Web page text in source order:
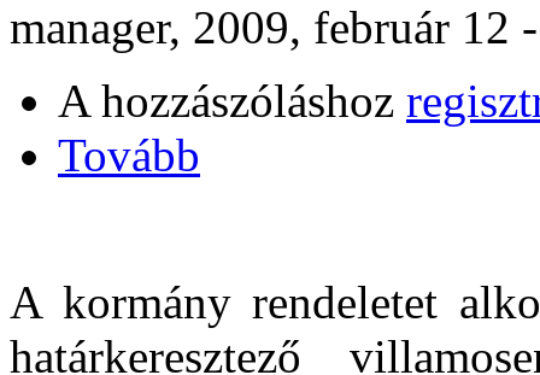
manager, 2009, február 12
A hozzászóláshoz
Tovább
A kormány rendeletet
határkeresztező